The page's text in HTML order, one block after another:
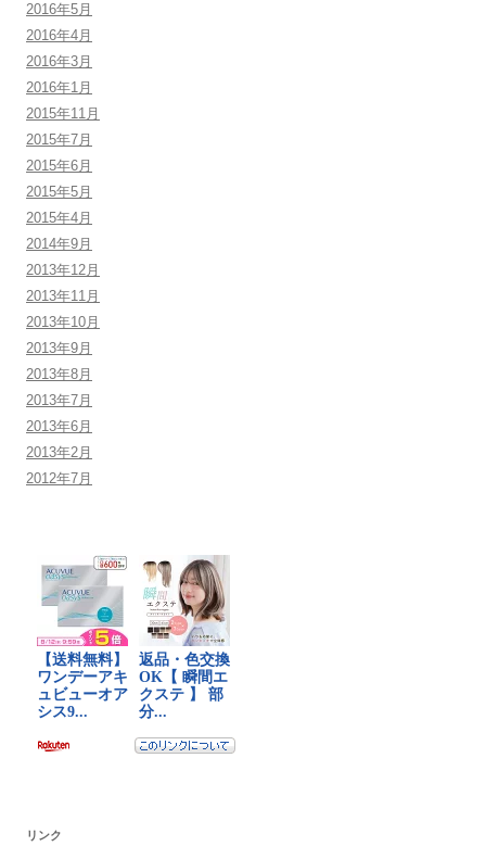
2016年5月
2016年4月
2016年3月
2016年1月
2015年11月
2015年7月
2015年6月
2015年5月
2015年4月
2014年9月
2013年12月
2013年11月
2013年10月
2013年9月
2013年8月
2013年7月
2013年6月
2013年2月
2012年7月
リンク